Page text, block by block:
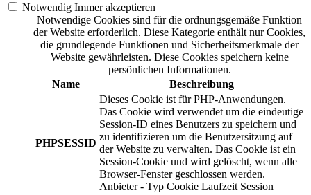
Notwendig Immer akzeptieren
Notwendige Cookies sind für die ordnungsgemäße Funktion
der Website erforderlich. Diese Kategorie enthält nur Cookies,
die grundlegende Funktionen und Sicherheitsmerkmale der
Website gewährleisten. Diese Cookies speichern keine
persönlichen Informationen.
Name
Beschreibung
PHPSESSID
Dieses Cookie ist für PHP-Anwendungen.
Das Cookie wird verwendet um die eindeutige
Session-ID eines Benutzers zu speichern und
zu identifizieren um die Benutzersitzung auf
der Website zu verwalten. Das Cookie ist ein
Session-Cookie und wird gelöscht, wenn alle
Browser-Fenster geschlossen werden.
Anbieter - Typ Cookie Laufzeit Session